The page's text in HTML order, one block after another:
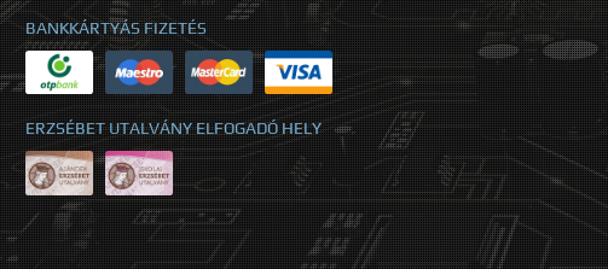
BANKKÁRTYÁS FIZETÉS
ERZSÉBET UTALVÁNY ELFOGADÓ HELY